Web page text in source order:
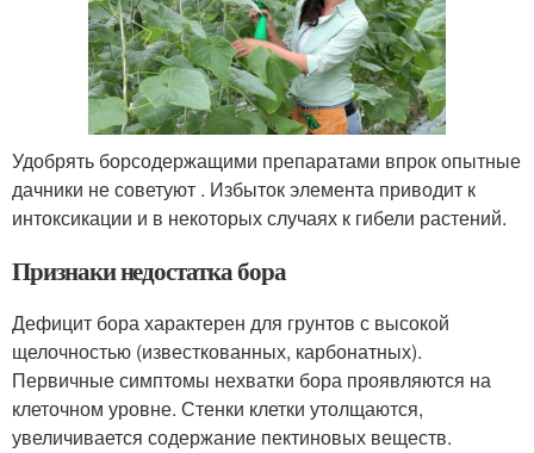
Удобрять борсодержащими препаратами впрок опытные
дачники не советуют . Избыток элемента приводит к
интоксикации и в некоторых случаях к гибели растений.
Признаки недостатка бора
Дефицит бора характерен для грунтов с высокой
щелочностью (известкованных, карбонатных).
Первичные симптомы нехватки бора проявляются на
клеточном уровне. Стенки клетки утолщаются,
увеличивается содержание пектиновых веществ.